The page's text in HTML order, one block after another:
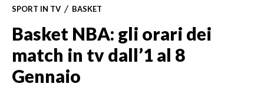
SPORT IN TV BASKET
Basket NBA: gli orari dei
match in tv dall’1 al 8
Gennaio